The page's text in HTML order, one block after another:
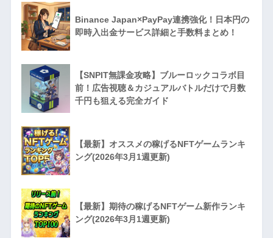
Binance Japan×PayPay連携強化！日本円の
即時入出金サービス詳細と手数料まとめ！
【SNPIT無課金攻略】ブルーロックコラボ目
前！広告視聴＆カジュアルバトルだけで月数
千円も狙える完全ガイド
【最新】オススメの稼げるNFTゲームランキ
ング(2026年3月1週更新)
【最新】期待の稼げるNFTゲーム新作ランキ
ング(2026年3月1週更新)